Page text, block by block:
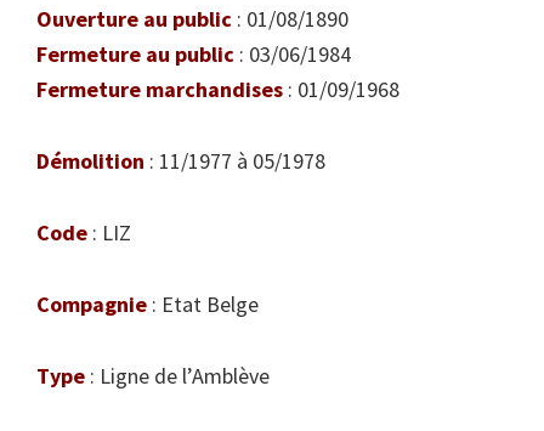
Ouverture au public : 01/08/1890
Fermeture au public : 03/06/1984
Fermeture marchandises : 01/09/1968
Démolition : 11/1977 à 05/1978
Code : LIZ
Compagnie : Etat Belge
Type : Ligne de l’Amblève